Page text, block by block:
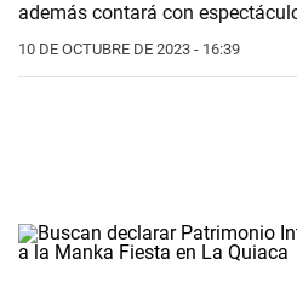
además contará con
10 DE OCTUBRE DE 2023 - 16:39